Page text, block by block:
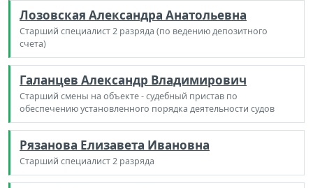
Лозовская Александра Анатольевна
Старший специалист 2 разряда (по ведению депозитного
счета)
Галанцев Александр Владимирович
Старший смены на объекте - судебный пристав по
обеспечению установленного порядка деятельности судов
Рязанова Елизавета Ивановна
Старший специалист 2 разряда